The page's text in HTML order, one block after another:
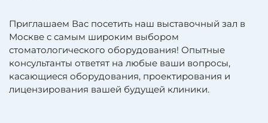
Приглашаем Вас посетить наш выставочный зал в
Москве с самым широким выбором
стоматологического оборудования! Опытные
консультанты ответят на любые ваши вопросы,
касающиеся оборудования, проектирования и
лицензирования вашей будущей клиники.